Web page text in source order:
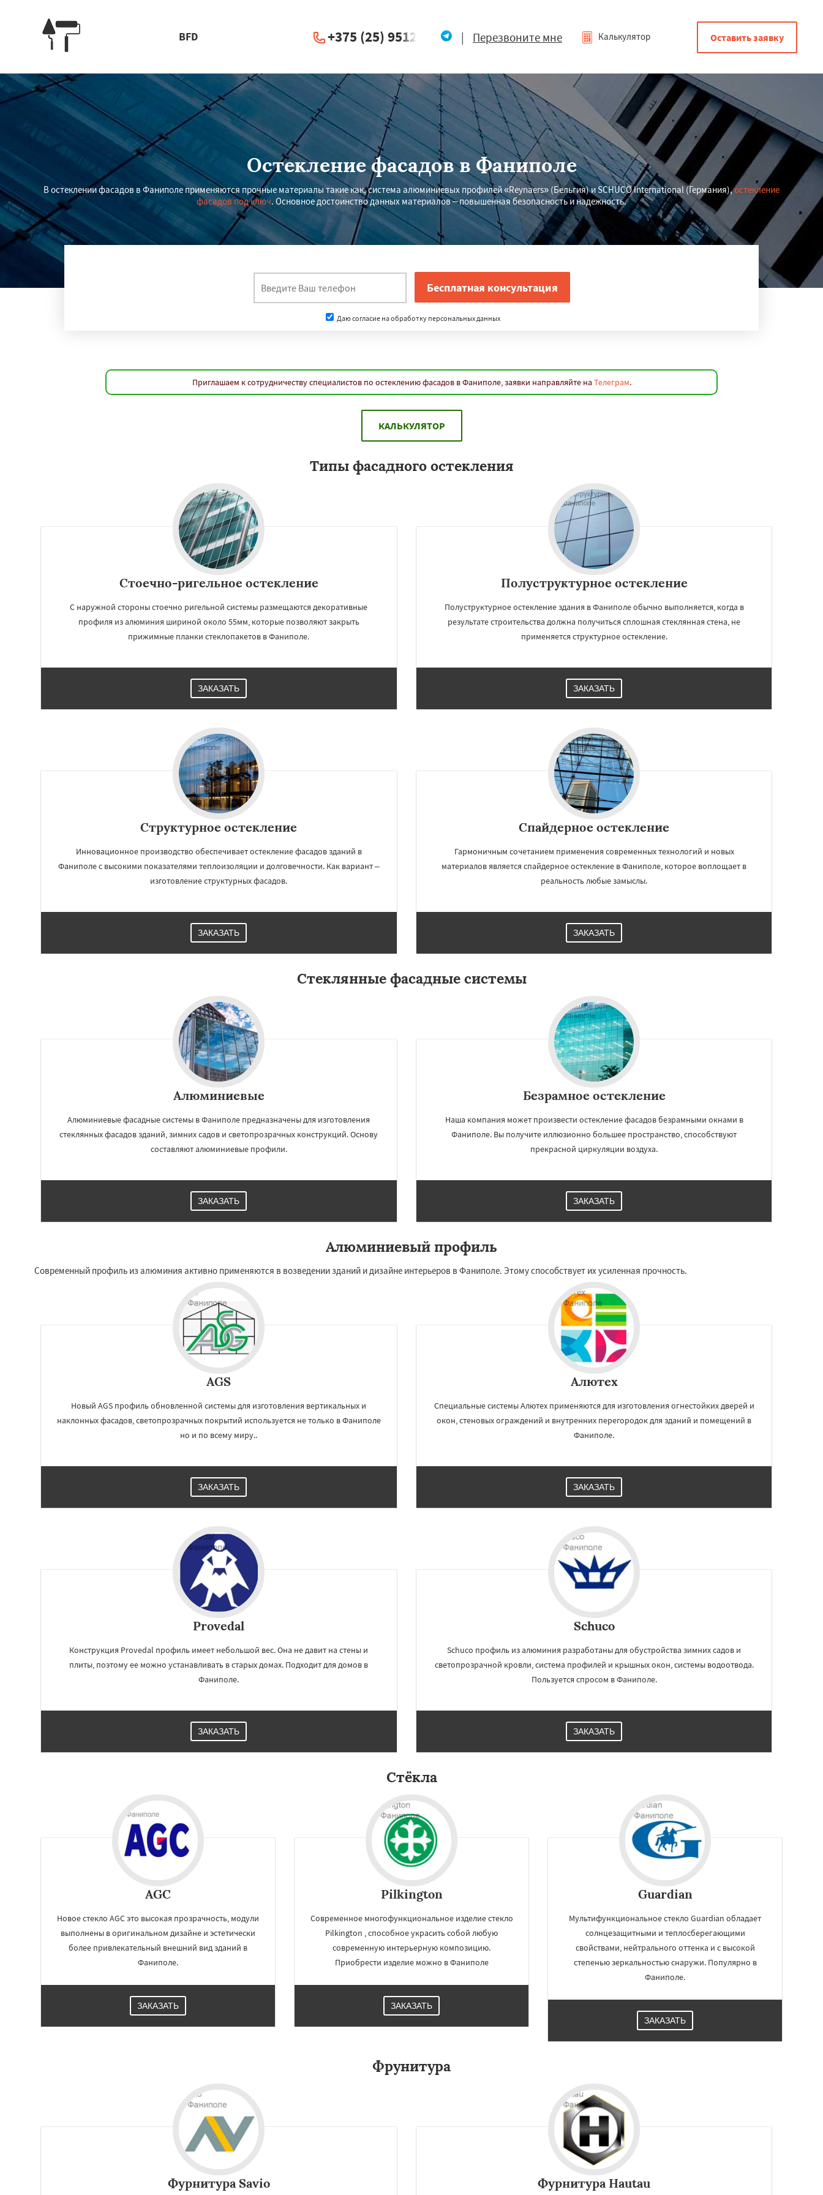
регионам
×
Несвиж Заславль
Клецк Любань
Узда Червень
Жодино
BFD +375 (25) 951234 | Перезвоните мне Калькулятор Оставить заявку
Остекление фасадов в Фаниполе
В остеклении фасадов в Фаниполе применяются прочные материалы такие как, система алюминиевых профилей «Reynaers» (Бельгия) и SCHUCO International (Германия),остекление
фасадов под ключ. Основное достоинство данных материалов – повышенная безопасность и надежность.
Даю согласие на обработку персональных данных
Приглашаем к сотрудничеству специалистов по остеклению фасадов в Фаниполе, заявки направляйте на Телеграм.
КАЛЬКУЛЯТОР
Типы фасадного остекления
Стоечно-ригельное остекление
С наружной стороны стоечно ригельной системы размещаются декоративные
профиля из алюминия шириной около 55мм, которые позволяют закрыть
прижимные планки стеклопакетов в Фаниполе.
ЗАКАЗАТЬ
Полуструктурное остекление
Полуструктурное остекление здания в Фаниполе обычно выполняется, когда в
результате строительства должна получиться сплошная стеклянная стена, не
применяется структурное остекление.
ЗАКАЗАТЬ
Структурное остекление
Инновационное производство обеспечивает остекление фасадов зданий в
Фаниполе с высокими показателями теплоизоляции и долговечности. Как вариант –
изготовление структурных фасадов.
ЗАКАЗАТЬ
Спайдерное остекление
Гармоничным сочетанием применения современных технологий и новых
материалов является спайдерное остекление в Фаниполе, которое воплощает в
реальность любые замыслы.
ЗАКАЗАТЬ
Стеклянные фасадные системы
Алюминиевые
Алюминиевые фасадные системы в Фаниполе предназначены для изготовления
стеклянных фасадов зданий, зимних садов и светопрозрачных конструкций. Основу
составляют алюминиевые профили.
ЗАКАЗАТЬ
Безрамное остекление
Наша компания может произвести остекление фасадов безрамными окнами в
Фаниполе. Вы получите иллюзионно большее пространство, способствуют
прекрасной циркуляции воздуха.
ЗАКАЗАТЬ
Алюминиевый профиль
Современный профиль из алюминия активно применяются в возведении зданий и дизайне интерьеров в Фаниполе. Этому способствует их усиленная прочность.
AGS
Новый AGS профиль обновленной системы для изготовления вертикальных и
наклонных фасадов, светопрозрачных покрытий используется не только в Фаниполе
но и по всему миру..
ЗАКАЗАТЬ
Алютех
Специальные системы Алютех применяются для изготовления огнестойких дверей и
окон, стеновых ограждений и внутренних перегородок для зданий и помещений в
Фаниполе.
ЗАКАЗАТЬ
Provedal
Конструкция Provedal профиль имеет небольшой вес. Она не давит на стены и
плиты, поэтому ее можно устанавливать в старых домах. Подходит для домов в
Фаниполе.
ЗАКАЗАТЬ
Schuco
Schuco профиль из алюминия разработаны для обустройства зимних садов и
светопрозрачной кровли, система профилей и крышных окон, системы водоотвода.
Пользуется спросом в Фаниполе.
ЗАКАЗАТЬ
Стёкла
AGC
Новое стекло AGC это высокая прозрачность, модули
выполнены в оригинальном дизайне и эстетически
более привлекательный внешний вид зданий в
Фаниполе.
ЗАКАЗАТЬ
Pilkington
Современное многофункциональное изделие стекло
Pilkington , способное украсить собой любую
современную интерьерную композицию.
Приобрести изделие можно в Фаниполе
ЗАКАЗАТЬ
Guardian
Мультифункциональное стекло Guardian обладает
солнцезащитными и теплосберегающими
свойствами, нейтрального оттенка и с высокой
степенью зеркальностью снаружи. Популярно в
Фаниполе.
ЗАКАЗАТЬ
Фрунитура
Фурнитура Savio Фурнитура Hautau
×